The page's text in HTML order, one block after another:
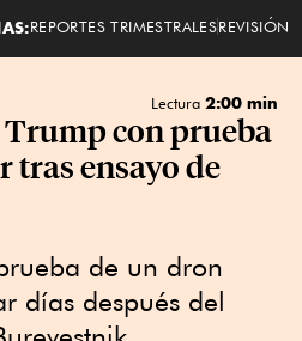
REPORTES TRIMESTRALESREVISIÓN
Lectura 2:00 min
con prueba
tras ensayo de
de un dron
días después del